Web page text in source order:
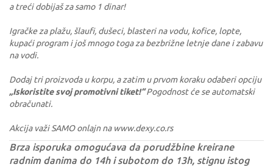
a treći dobijaš za samo 1 dinar!
Igračke za plažu, šlaufi, dušeci, blasteri na vodu, kofice, lopte,
kupaći program i još mnogo toga za bezbrižne letnje dane i zabavu
na vodi.
Dodaj tri proizvoda u korpu, a zatim u prvom koraku odaberi opciju
„Iskoristite svoj promotivni tiket!“Pogodnost će se automatski
obračunati.
Akcija važi SAMO onlajn na www.dexy.co.rs
Brza isporuka omogućava da porudžbine kreirane
radnim danima do 14h i subotom do 13h, stignu istog